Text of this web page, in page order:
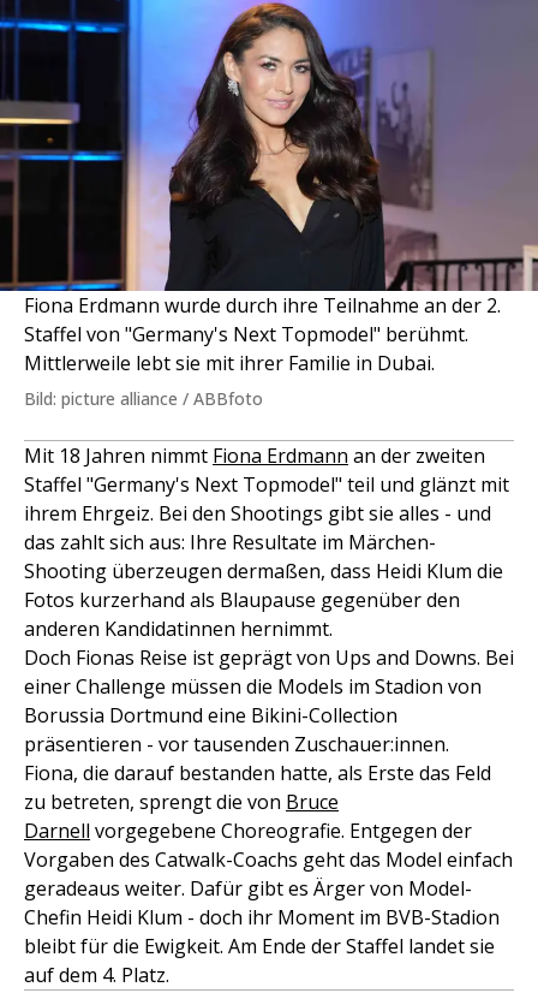
Fiona Erdmann wurde durch ihre Teilnahme an der 2.
Staffel von "Germany's Next Topmodel" berühmt.
Mittlerweile lebt sie mit ihrer Familie in Dubai.
Bild: picture alliance / ABBfoto
Mit 18 Jahren nimmt Fiona Erdmann an der zweiten
Staffel "Germany's Next Topmodel" teil und glänzt mit
ihrem Ehrgeiz. Bei den Shootings gibt sie alles - und
das zahlt sich aus: Ihre Resultate im Märchen-
Shooting überzeugen dermaßen, dass Heidi Klum die
Fotos kurzerhand als Blaupause gegenüber den
anderen Kandidatinnen hernimmt.
Doch Fionas Reise ist geprägt von Ups and Downs. Bei
einer Challenge müssen die Models im Stadion von
Borussia Dortmund eine Bikini-Collection
präsentieren - vor tausenden Zuschauer:innen.
Fiona, die darauf bestanden hatte, als Erste das Feld
zu betreten, sprengt die von Bruce
Darnell vorgegebene Choreografie. Entgegen der
Vorgaben des Catwalk-Coachs geht das Model einfach
geradeaus weiter. Dafür gibt es Ärger von Model-
Chefin Heidi Klum - doch ihr Moment im BVB-Stadion
bleibt für die Ewigkeit. Am Ende der Staffel landet sie
auf dem 4. Platz.